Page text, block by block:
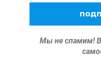
Мы не спамим!